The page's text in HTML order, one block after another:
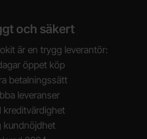
och säkert
är en trygg leverantör:
öppet köp
betalningssätt
leveranser
kreditvärdighet
kundnöjdhet